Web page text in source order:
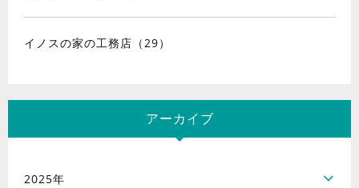
イノスの家の工務店（29）
アーカイブ
2025年